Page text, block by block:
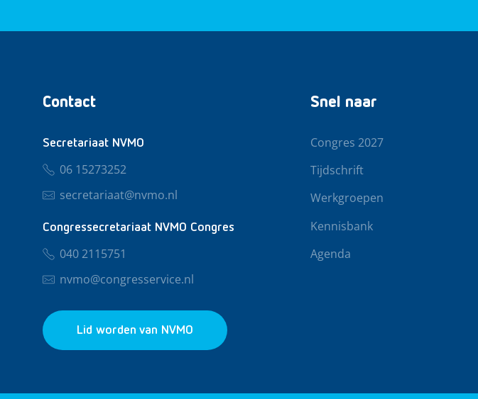
Contact
Secretariaat NVMO
06 15273252
secretariaat@nvmo.nl
Congressecretariaat NVMO Congres
040 2115751
nvmo@congresservice.nl
Lid worden van NVMO
Snel naar
Congres 2027
Tijdschrift
Werkgroepen
Kennisbank
Agenda